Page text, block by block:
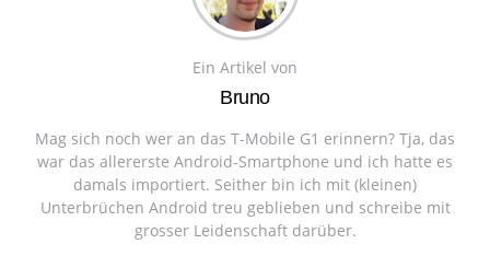
Ein Artikel von
Bruno
Mag sich noch wer an das T-Mobile G1 erinnern? Tja, das
war das allererste Android-Smartphone und ich hatte es
damals importiert. Seither bin ich mit (kleinen)
Unterbrüchen Android treu geblieben und schreibe mit
grosser Leidenschaft darüber.